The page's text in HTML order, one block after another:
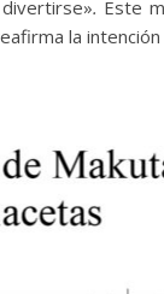
. Este
la intención